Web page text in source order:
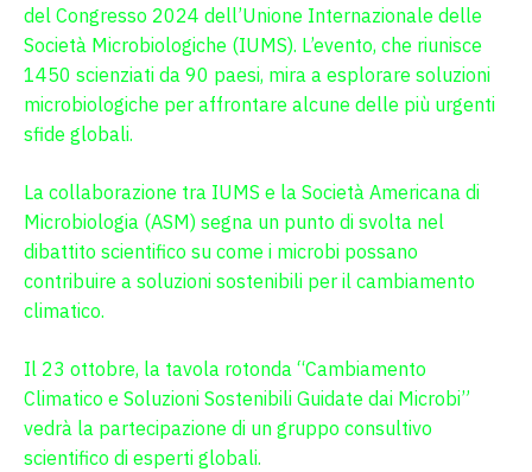
del Congresso 2024 dell’Unione Internazionale delle
Società Microbiologiche (IUMS). L’evento, che riunisce
1450 scienziati da 90 paesi, mira a esplorare soluzioni
microbiologiche per affrontare alcune delle più urgenti
sfide globali.
La collaborazione tra IUMS e la Società Americana di
Microbiologia (ASM) segna un punto di svolta nel
dibattito scientifico su come i microbi possano
contribuire a soluzioni sostenibili per il cambiamento
climatico.
Il 23 ottobre, la tavola rotonda “Cambiamento
Climatico e Soluzioni Sostenibili Guidate dai Microbi”
vedrà la partecipazione di un gruppo consultivo
scientifico di esperti globali.